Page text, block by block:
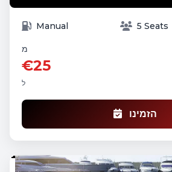
Manual 5 Seats
מ
€25
ל
הזמינו